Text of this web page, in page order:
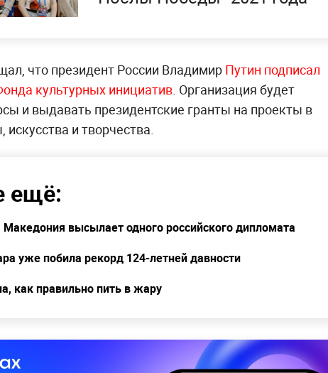
что президент России Владимир Путин подписал
культурных инициатив . Организация будет
и выдавать президентские гранты на проекты в
искусства и творчества.
ещё:
высылает одного российского дипломата
уже побила рекорд 124-летней давности
как правильно пить в жару